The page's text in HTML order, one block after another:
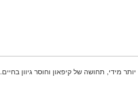
מידי, תחושה של קיפאון וחוסר גיוון בחיים.